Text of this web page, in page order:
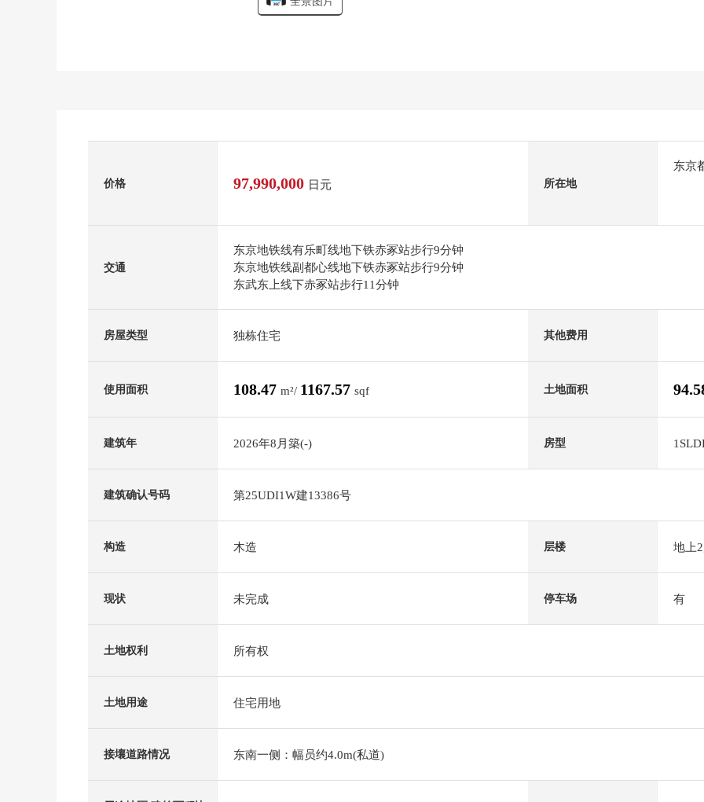
价格 97,990,000 日元 所在地
东京
交通
东京地铁线有乐町线地下铁赤冢站步行9分钟
东京地铁线副都心线地下铁赤冢站步行9分钟
东武东上线下赤冢站步行11分钟
房屋类型 独栋住宅 其他费用
使用面积 108.47 m²/ 1167.57 sqf 土地面积
建筑年 2026年8月築(-) 房型
建筑确认号码 第25UDI1W建13386号
构造 木造 层楼 地上
现状 未完成 停车场 有
土地权利 所有权
土地用途 住宅用地
接壤道路情况 东南一侧：幅员约4.0m(私道)